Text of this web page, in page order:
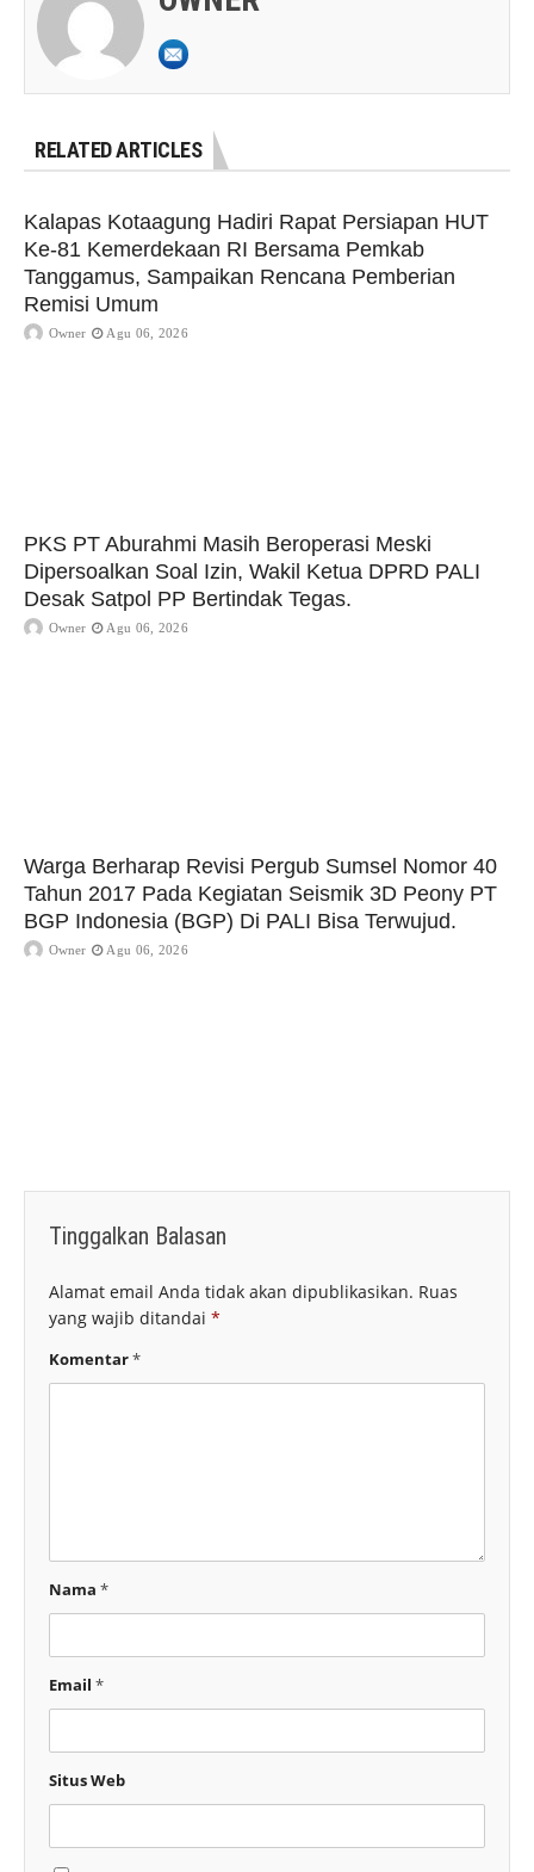
RELATED ARTICLES
Kalapas Kotaagung Hadiri Rapat Persiapan HUT
Ke-81 Kemerdekaan RI Bersama Pemkab
Tanggamus, Sampaikan Rencana Pemberian
Remisi Umum
Owner Agu 06, 2026
PKS PT Aburahmi Masih Beroperasi Meski
Dipersoalkan Soal Izin, Wakil Ketua DPRD PALI
Desak Satpol PP Bertindak Tegas.
Owner Agu 06, 2026
Warga Berharap Revisi Pergub Sumsel Nomor 40
Tahun 2017 Pada Kegiatan Seismik 3D Peony PT
BGP Indonesia (BGP) Di PALI Bisa Terwujud.
Owner Agu 06, 2026
Tinggalkan Balasan
Alamat email Anda tidak akan dipublikasikan. Ruas
yang wajib ditandai *
Komentar*
Nama *
Email *
Situs Web